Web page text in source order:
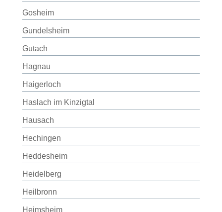
Gosheim
Gundelsheim
Gutach
Hagnau
Haigerloch
Haslach im Kinzigtal
Hausach
Hechingen
Heddesheim
Heidelberg
Heilbronn
Heimsheim